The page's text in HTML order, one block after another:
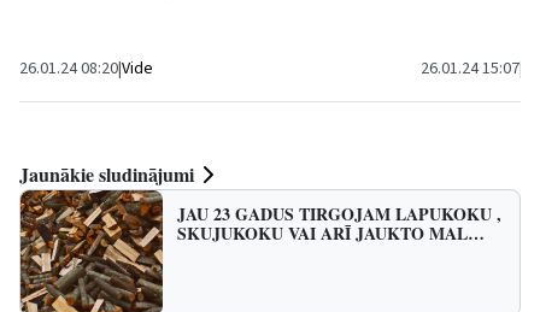
26.01.24 08:20|Vide 26.01.24 15:07|
Jaunākie sludinājumi
JAU 23 GADUS TIRGOJAM LAPUKOKU ,
SKUJUKOKU VAI ARĪ JAUKTO MAL…